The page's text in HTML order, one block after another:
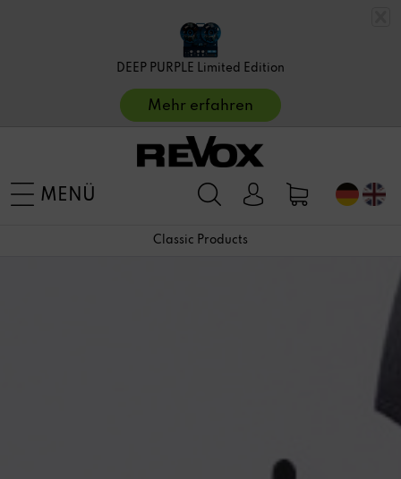
DEEP PURPLE Limited Edition
Mehr erfahren
MENÜ
Classic Products